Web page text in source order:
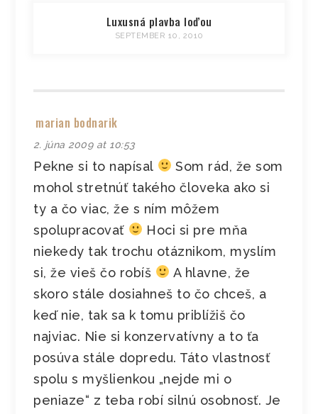
Luxusná plavba loďou
SEPTEMBER 10, 2010
marian bodnarik
2. júna 2009 at 10:53
Pekne si to napísal
Som rád, že som
mohol stretnúť takého človeka ako si
ty a čo viac, že s ním môžem
spolupracovať
Hoci si pre mňa
niekedy tak trochu otáznikom, myslím
si, že vieš čo robíš
A hlavne, že
skoro stále dosiahneš to čo chceš, a
keď nie, tak sa k tomu priblížiš čo
najviac. Nie si konzervatívny a to ťa
posúva stále dopredu. Táto vlastnosť
spolu s myšlienkou „nejde mi o
peniaze“ z teba robí silnú osobnosť. Je